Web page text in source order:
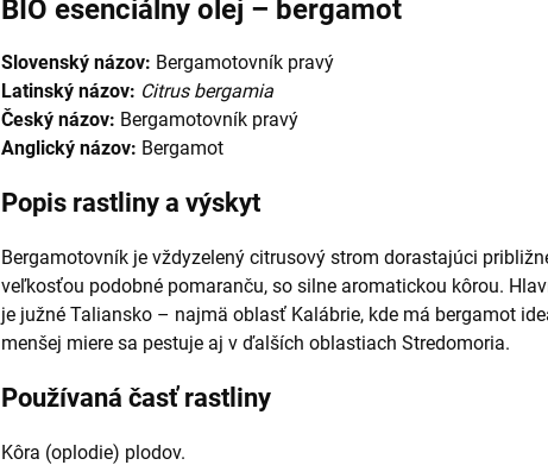
BIO esenciálny olej – bergamot
Slovenský názov: Bergamotovník pravý
Latinský názov: Citrus bergamia
Český názov: Bergamotovník pravý
Anglický názov: Bergamot
Popis rastliny a výskyt
Bergamotovník je vždyzelený citrusový strom dorastajúci
veľkosťou podobné pomaranču, so silne aromatickou kôrou.
je južné Taliansko – najmä oblasť Kalábrie, kde má bergamot
menšej miere sa pestuje aj v ďalších oblastiach Stredomoria.
Používaná časť rastliny
Kôra (oplodie) plodov.